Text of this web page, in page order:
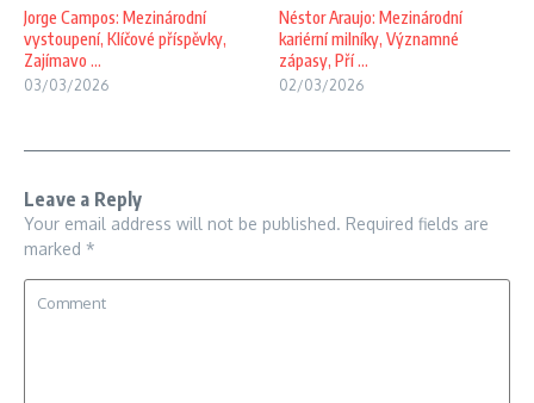
Jorge Campos: Mezinárodní
vystoupení, Klíčové příspěvky,
Zajímavo ...
03/03/2026
Néstor Araujo: Mezinárodní
kariérní milníky, Významné
zápasy, Pří ...
02/03/2026
Leave a Reply
Your email address will not be published. Required fields are
marked *